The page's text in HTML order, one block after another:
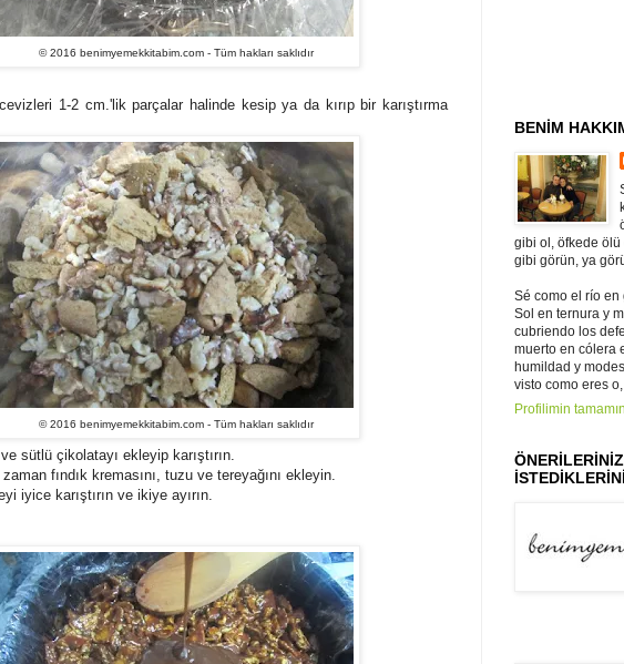
© 2016 benimyemekkitabim.com - Tüm hakları saklıdır
1-2 cm.'lik parçalar halinde kesip ya da kırıp bir karıştırma
© 2016 benimyemekkitabim.com - Tüm hakları saklıdır
ve sütlü çikolatayı ekleyip karıştırın.
fındık kremasını, tuzu ve tereyağını ekleyin.
iyice karıştırın ve ikiye ayırın.
BENİM
gibi ol, öfkede
gibi görün, ya
Sé como el río en
Sol en ternura y
cubriendo los
muerto en cólera
humildad y
visto como eres
Profilimin